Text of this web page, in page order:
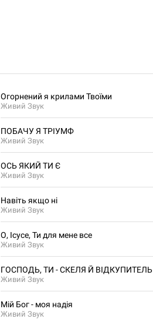
Огорнений я крилами Твоїми
Живий Звук
ПОБАЧУ Я ТРІУМФ
Живий Звук
ОСЬ ЯКИЙ ТИ Є
Живий Звук
Навіть якщо ні
Живий Звук
О, Ісусе, Ти для мене все
Живий Звук
ГОСПОДЬ, ТИ - СКЕЛЯ Й ВІДКУПИТЕЛЬ
Живий Звук
Мій Бог - моя надія
Живий Звук